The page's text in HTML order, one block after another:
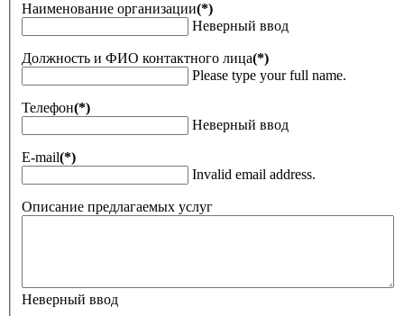
Наименование организации(*)
Неверный ввод
Должность и ФИО контактного лица(*)
Please type your full name.
Телефон(*)
Неверный ввод
E-mail(*)
Invalid email address.
Описание предлагаемых услуг
Неверный ввод